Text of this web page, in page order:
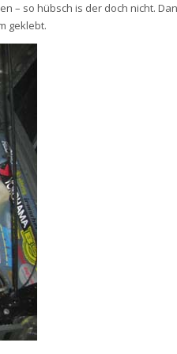
– so hübsch is der doch nicht.
geklebt.